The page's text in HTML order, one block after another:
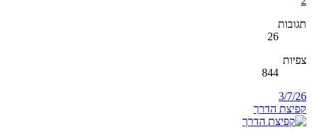
תגובות
26
צפיות
844
3/7/26
קפיצת הדרך